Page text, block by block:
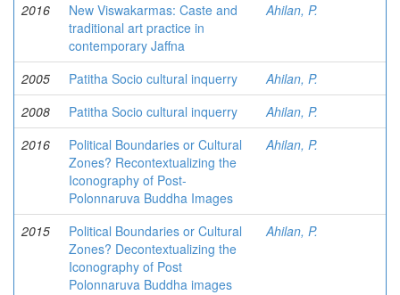
2016
New Viswakarmas: Caste and
traditional art practice in
contemporary Jaffna
Ahilan, P.
2005 Patitha Socio cultural inquerry
Ahilan, P.
2008
Patitha Socio cultural inquerry
Ahilan, P.
2016
Political Boundaries or Cultural
Zones? Recontextualizing the
Iconography of Post-
Polonnaruva Buddha Images
Ahilan, P.
2015
Political Boundaries or Cultural
Zones? Decontextualizing the
Iconography of Post
Polonnaruva Buddha images
Ahilan, P.